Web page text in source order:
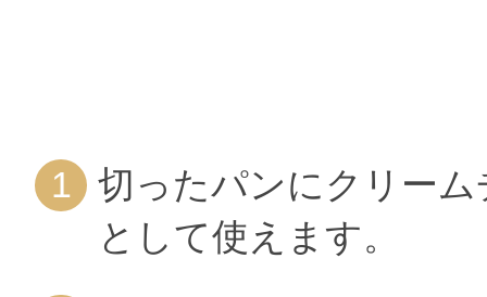
切ったパンにクリー
として使えます。